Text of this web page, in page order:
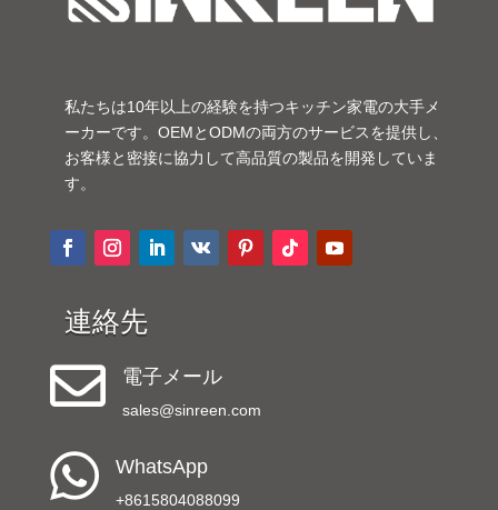
私たちは10年以上の経験を持つキッチン家電の大手メ
ーカーです。OEMとODMの両方のサービスを提供し、
お客様と密接に協力して高品質の製品を開発していま
す。
連絡先
 電子メール
sales@sinreen.com
 WhatsApp
+8615804088099